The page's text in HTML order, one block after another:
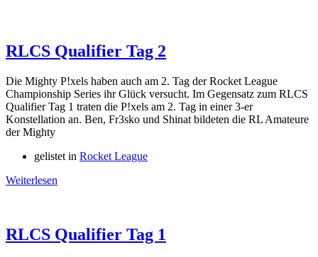
RLCS Qualifier Tag 2
Die Mighty P!xels haben auch am 2. Tag der Rocket League
Championship Series ihr Glück versucht. Im Gegensatz zum RLCS
Qualifier Tag 1 traten die P!xels am 2. Tag in einer 3-er
Konstellation an. Ben, Fr3sko und Shinat bildeten die RL Amateure
der Mighty
gelistet in Rocket League
Weiterlesen
RLCS Qualifier Tag 1